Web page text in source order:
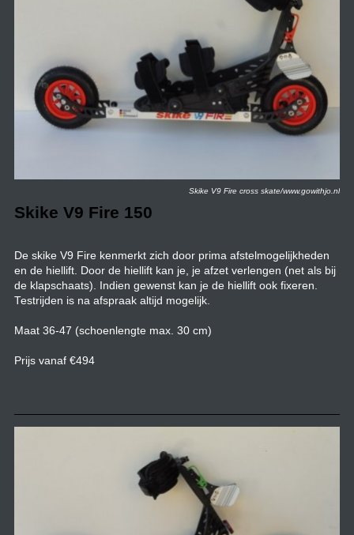
Skike V9 Fire cross skate/www.gowithjo.nl
Skike V9 Fire 150
De skike V9 Fire kenmerkt zich door prima afstelmogelijkheden
en de hiellift. Door de hiellift kan je, je afzet verlengen (net als bij
de klapschaats). Indien gewenst kan je de hiellift ook fixeren.
Testrijden is na afspraak altijd mogelijk.
Maat 36-47 (schoenlengte max. 30 cm)
Prijs vanaf €494